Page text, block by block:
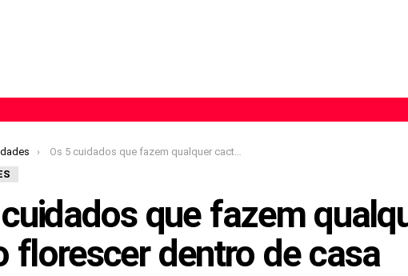
Os 5 cuidados que fazem qualquer cacto florescer dentro de casa
que fazem
florescer dentro de casa